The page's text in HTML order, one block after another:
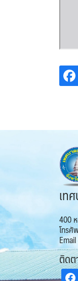
เท
400
โทรศั
ติดต